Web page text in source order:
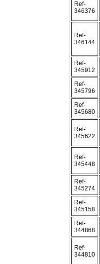
Ref-
346376
Ref-
346144
Ref-
345912
Ref-
345796
Ref-
345680
Ref-
345622
Ref-
345448
Ref-
345274
Ref-
345158
Ref-
344868
Ref-
344810